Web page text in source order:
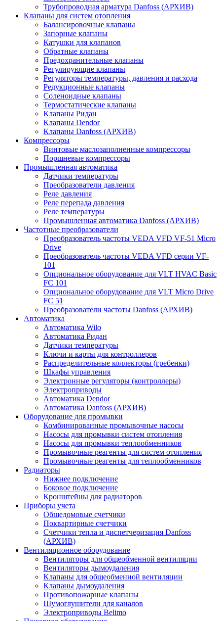
Трубопроводная арматура Danfoss (АРХИВ)
Клапаны для систем отопления
Балансировочные клапаны
Запорные клапаны
Катушки для клапанов
Обратные клапаны
Предохранительные клапаны
Регулирующие клапаны
Регуляторы температуры, давления и расхода
Редукционные клапаны
Соленоидные клапаны
Термостатические клапаны
Клапаны Ридан
Клапаны Dendor
Клапаны Danfoss (АРХИВ)
Компрессоры
Винтовые маслозаполненные компрессоры
Поршневые компрессоры
Промышленная автоматика
Датчики температуры
Преобразователи давления
Реле давления
Реле перепада давления
Реле температуры
Промышленная автоматика Danfoss (АРХИВ)
Частотные преобразователи
Преобразователь частоты VEDA VFD VF-51 Micro
Drive
Преобразователь частоты VEDA VFD серии VF-
101
Опциональное оборудование для VLT HVAC Basic
FC 101
Опциональное оборудование для VLT Micro Drive
FC 51
Преобразователи частоты Danfoss (АРХИВ)
Автоматика
Автоматика Wilo
Автоматика Ридан
Датчики температуры
Ключи и карты для контроллеров
Распределительные коллекторы (гребенки)
Шкафы управления
Электронные регуляторы (контроллеры)
Электроприводы
Автоматика Dendor
Автоматика Danfoss (АРХИВ)
Оборудование для промывки
Комбинированные промывочные насосы
Насосы для промывки систем отопления
Насосы для промывки теплообменников
Промывочные реагенты для систем отопления
Промывочные реагенты для теплообменников
Радиаторы
Нижнее подключение
Боковое подключение
Кронштейны для радиаторов
Приборы учета
Общедомовые счетчики
Поквартирные счетчики
Счетчики тепла и диспетчеризация Danfoss
(АРХИВ)
Вентиляционное оборудование
Вентиляторы для общеобменной вентиляции
Вентиляторы дымоудаления
Клапаны для общеобменной вентиляции
Клапаны дымоудаления
Противопожарные клапаны
Шумоглушители для каналов
Электроприводы Belimo